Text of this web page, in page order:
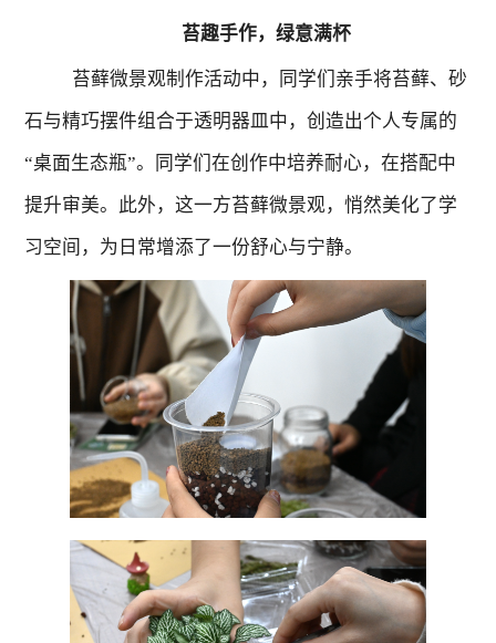
苔趣手作，绿意满杯
苔藓微景观制作活动中 ，同学们亲手将苔藓、砂
石与精巧摆件组合于透明器皿中，创造出个人专属的
“桌面生态瓶”。 同学们在创作中培养耐心，在搭配中
提升审美。 此外，这一方苔藓微景观，悄然美化了学
习空间，为日常增添了一份舒心与宁静。